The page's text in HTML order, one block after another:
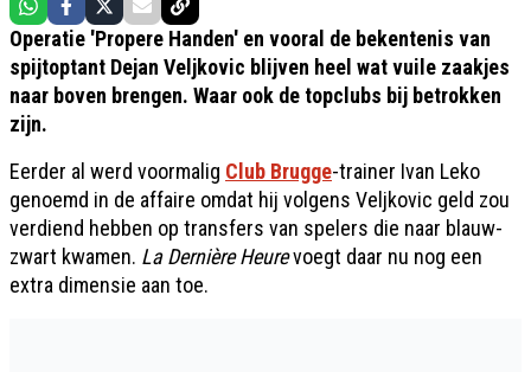
Operatie 'Propere Handen' en vooral de bekentenis van
spijtoptant Dejan Veljkovic blijven heel wat vuile zaakjes
naar boven brengen. Waar ook de topclubs bij betrokken
zijn.
Eerder al werd voormalig Club Brugge-trainer Ivan Leko
genoemd in de affaire omdat hij volgens Veljkovic geld zou
verdiend hebben op transfers van spelers die naar blauw-
zwart kwamen. La Dernière Heurevoegt daar nu nog een
extra dimensie aan toe.